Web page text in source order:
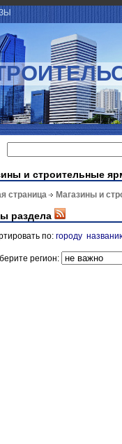
и строительные
страница Магазины и
раздела
по: городу
регион: